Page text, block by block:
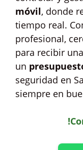
móvil, donde
tiempo real.
profesional,
para recibir una
un
seguridad en
siempre en